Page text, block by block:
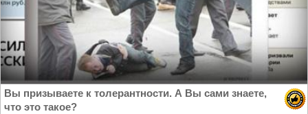
Вы призываете к толерантности. А Вы сами знаете,
что это такое?